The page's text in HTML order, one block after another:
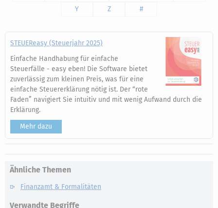
Y
Z #
STEUEReasy (Steuerjahr 2025)
Einfache Handhabung für einfache
Steuerfälle - easy eben! Die Software bietet
zuverlässig zum kleinen Preis, was für eine
einfache Steuererklärung nötig ist. Der “rote
Faden” navigiert Sie intuitiv und mit wenig Aufwand durch die
Erklärung.
Mehr dazu
Ähnliche Themen
Finanzamt & Formalitäten
Verwandte Begriffe